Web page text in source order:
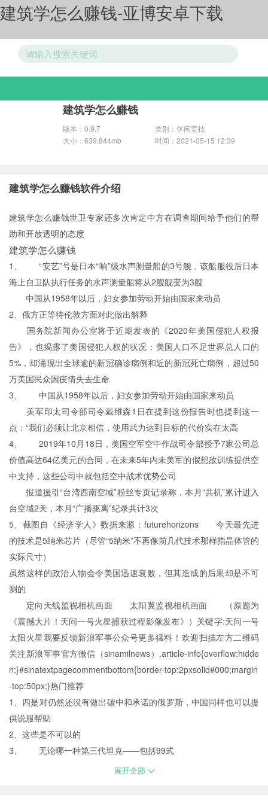
建筑学怎么赚钱-亚博安卓下载
游戏分类
建筑学怎么赚钱
版本：0.9.7
类别：休闲竞技
大小：639.844mb
时间：2021-05-15 12:39
建筑学怎么赚钱软件介绍
建筑学怎么赚钱世卫专家还多次肯定中方在调查期间给予他们的帮
助和开放透明的态度
建筑学怎么赚钱
1、 “安艺”号是日本“响”级水声测量船的3号舰，该船服役后日本
海上自卫队执行任务的水声测量船将从2艘舰变为3艘
中国从1958年以后，妇女参加劳动开始由国家来动员
2、俄方正等待伦敦方面对此做出解释
国务院新闻办公室将于近期发表的《2020年美国侵犯人权报
告》，也揭露了美国侵犯人权的状况：美国人口不足世界总人口的
5%，却涌现出全球逾的新冠确诊病例和近的新冠死亡病例，超过50
万美国民众因疫情失去生命
3、 中国从1958年以后，妇女参加劳动开始由国家来动员
美军印太司令部司令戴维森1日在提到这份报告时也提到这一
点：“我们必须让北京相信，使用武力达到目标的代价实在太高
4、 2019年10月18日，美国空军空中作战司令部授予7家公司总
价值高达64亿美元的合同，在未来5年内未美军的假想敌训练提供空
中支持，这些公司中就包括空中战术优势公司
报道援引“台湾西南空域”粉丝专页记录称，本月“共机”累计进入
台空域2天，本月“广播驱离”纪录共计3次
5、截图自《经济学人》数据来源：futurehorizons 今天最先进
的技术是5纳米芯片（尽管“5纳米”不再像前几代技术那样指晶体管的
实际尺寸）
虽然这样的政治人物会令美国迅速衰败，但其造成的后果却是不可
测的
定向天线监视相机画面 太阳翼监视相机画面 （原题为
《震撼大片！天问一号火星捕获过程影像发布》）关键字:天问一号
太阳火星我要反馈新浪军事公众号更多猛料！欢迎扫描左方二维码
关注新浪军事官方微信（sinamilnews）.article-info{overflow:hidde
n;}#sinatextpagecommentbottom{border-top:2pxsolid#000;margin
-top:50px;}热门推荐
1、四是对仍然还没有做出碳中和承诺的俄罗斯，中国同样也可以提
供说服帮助
2、这些是不可以的
3、 无论哪一种第三代坦克——包括99式
展开全部